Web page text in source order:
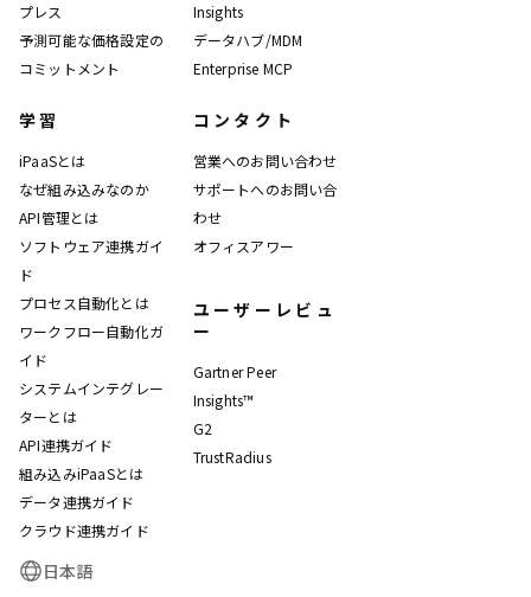
プレス
予測可能な価格設定の
コミットメント
Insights
データハブ/MDM
Enterprise MCP
学習
iPaaSとは
なぜ組み込みなのか
API管理とは
ソフトウェア連携ガイ
ド
プロセス自動化とは
ワークフロー自動化ガ
イド
システムインテグレー
ターとは
API連携ガイド
組み込みiPaaSとは
データ連携ガイド
クラウド連携ガイド
コンタクト
営業へのお問い合わせ
サポートへのお問い合
わせ
オフィスアワー
ユーザーレビュ
ー
Gartner Peer
Insights™
G2
TrustRadius
日本語